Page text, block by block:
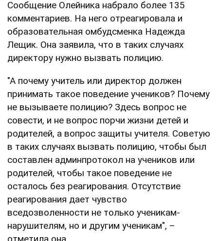
Сообщение Олейника набрало более 135
комментариев. На него отреагировала и
образовательная омбудсменка Надежда
Лещик. Она заявила, что в таких случаях
директору нужно вызвать полицию.
"А почему учитель или директор должен
принимать такое поведение учеников? Почему
не вызываете полицию? Здесь вопрос не
совести, и не вопрос порчи жизни детей и
родителей, а вопрос защиты учителя. Советую
в таких случаях вызвать полицию, чтобы был
составлен админпротокол на учеников или
родителей, чтобы такое поведение не
осталось без реагирования. Отсутствие
реагирования дает чувство
вседозволенности не только ученикам-
нарушителям, но и другим ученикам", –
отметила она.